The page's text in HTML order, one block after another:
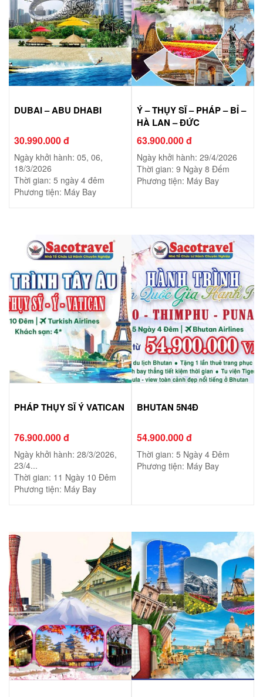
DUBAI – ABU DHABI
30.990.000 đ
Ngày khởi hành: 05, 06,
18/3/2026
Thời gian: 5 ngày 4 đêm
Phương tiện: Máy Bay
Ý – THỤY SĨ – PHÁP – BỈ –
HÀ LAN – ĐỨC
63.900.000 đ
Ngày khởi hành: 29/4/2026
Thời gian: 9 Ngày 8 Đếm
Phương tiện: Máy Bay
PHÁP THỤY SĨ Ý VATICAN
76.900.000 đ
Ngày khởi hành: 28/3/2026,
23/4...
Thời gian: 11 Ngày 10 Đêm
Phương tiện: Máy Bay
BHUTAN 5N4Đ
54.900.000 đ
Thời gian: 5 Ngày 4 Đêm
Phương tiện: Máy Bay